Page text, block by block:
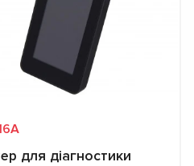
для діагностики